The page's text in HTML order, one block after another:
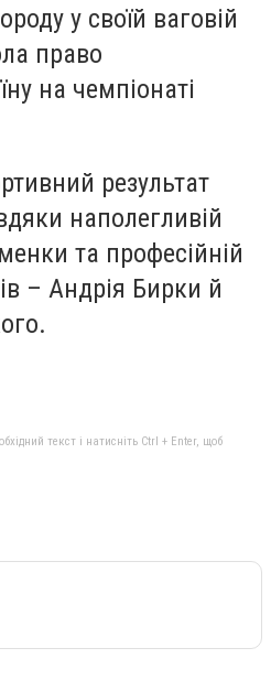
у своїй ваговій
право
на чемпіонаті
результат
наполегливій
та професійній
– Андрія Бирки й
текст і натисніть Ctrl + Enter, щоб